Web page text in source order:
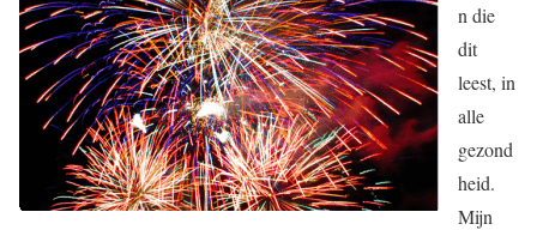
n die
dit
leest, in
alle
gezond
heid.
Mijn